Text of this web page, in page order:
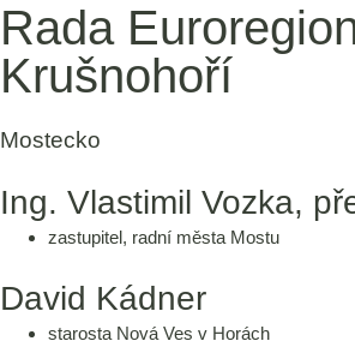
Rada
Krušnohoří
Mostecko
Ing. Vlastimil Vozka,
zastupitel, radní města Mostu
David Kádner
starosta Nová Ves v Horách